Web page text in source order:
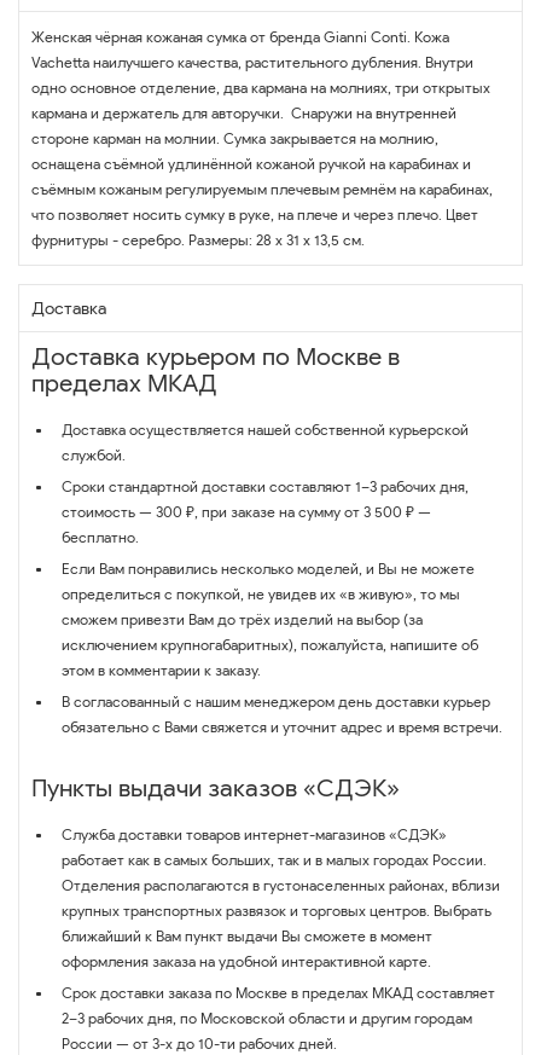
Женская чёрная кожаная сумка от бренда Gianni Conti. Кожа
Vachetta наилучшего качества, растительного дубления. Внутри
одно основное отделение, два кармана на молниях, три открытых
кармана и держатель для авторучки. Снаружи на внутренней
стороне карман на молнии. Сумка закрывается на молнию,
оснащена съёмной удлинённой кожаной ручкой на карабинах и
съёмным кожаным регулируемым плечевым ремнём на карабинах,
что позволяет носить сумку в руке, на плече и через плечо. Цвет
фурнитуры - серебро. Размеры: 28 х 31 х 13,5 см.
Доставка
Доставка курьером по Москве в
пределах МКАД
Доставка осуществляется нашей собственной курьерской
службой.
Сроки стандартной доставки составляют 1–3 рабочих дня,
стоимость — 300 ₽, при заказе на сумму от 3 500 ₽ —
бесплатно.
Если Вам понравились несколько моделей, и Вы не можете
определиться с покупкой, не увидев их «в живую», то мы
сможем привезти Вам до трёх изделий на выбор (за
исключением крупногабаритных), пожалуйста, напишите об
этом в комментарии к заказу.
В согласованный с нашим менеджером день доставки курьер
обязательно с Вами свяжется и уточнит адрес и время встречи.
Пункты выдачи заказов «СДЭК»
Служба доставки товаров интернет-магазинов «СДЭК»
работает как в самых больших, так и в малых городах России.
Отделения располагаются в густонаселенных районах, вблизи
крупных транспортных развязок и торговых центров. Выбрать
ближайший к Вам пункт выдачи Вы сможете в момент
оформления заказа на удобной интерактивной карте.
Срок доставки заказа по Москве в пределах МКАД составляет
2–3 рабочих дня, по Московской области и другим городам
России — от 3-х до 10-ти рабочих дней.